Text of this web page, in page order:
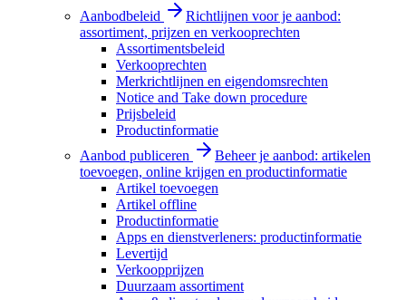
Aanbodbeleid
Richtlijnen voor je aanbod:
assortiment, prijzen en verkooprechten
Assortimentsbeleid
Verkooprechten
Merkrichtlijnen en eigendomsrechten
Notice and Take down procedure
Prijsbeleid
Productinformatie
Aanbod publiceren
Beheer je aanbod: artikelen
toevoegen, online krijgen en productinformatie
Artikel toevoegen
Artikel offline
Productinformatie
Apps en dienstverleners: productinformatie
Levertijd
Verkoopprijzen
Duurzaam assortiment